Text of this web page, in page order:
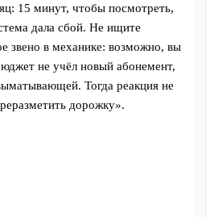
15 минут, чтобы посмотреть,
дала сбой. Не ищите
звено в механике: возможно, вы
не учёл новый абонемент,
Тогда реакция не
дорожку».